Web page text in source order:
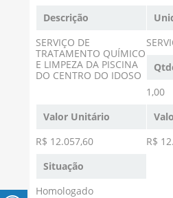
Descrição
SERVIÇO DE
TRATAMENTO QUÍMICO
E LIMPEZA DA PISCINA
DO CENTRO DO IDOSO
1,00
Valor Unitário
R$ 12.057,60
R$
Situação
Homologado